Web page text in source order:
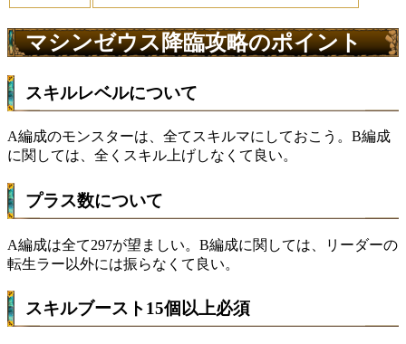
マシンゼウス降臨攻略のポイント
スキルレベルについて
A編成のモンスターは、全てスキルマにしておこう。B編成
に関しては、全くスキル上げしなくて良い。
プラス数について
A編成は全て297が望ましい。B編成に関しては、リーダーの
転生ラー以外には振らなくて良い。
スキルブースト15個以上必須